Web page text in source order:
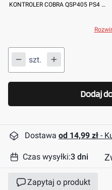
KONTROLER COBRA QSP405 PS4 DARK BLUE
szt.
Dodaj
Dostawa od 14,99 zł -
Czas wysyłki:3 dni
Zapytaj o produkt